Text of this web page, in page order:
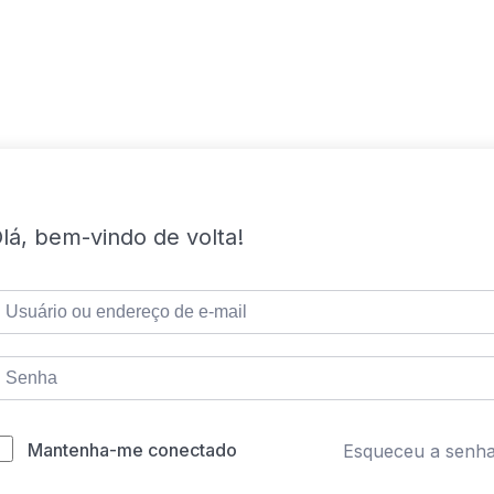
bem-vindo de volta!
Mantenha-me conectado Esqueceu a